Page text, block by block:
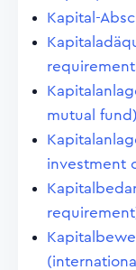
Kapital-
mutual fund)
investment